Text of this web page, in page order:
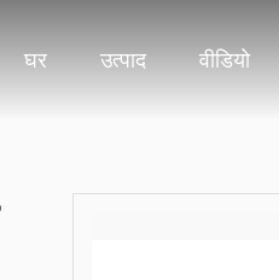
घर उत्पाद वीडियो